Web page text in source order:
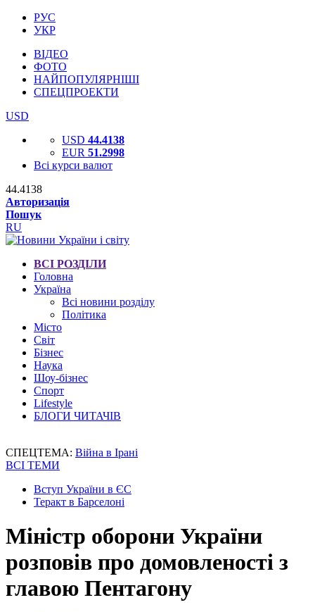
РУС
УКР
ВІДЕО
ФОТО
НАЙПОПУЛЯРНІШІ
СПЕЦПРОЕКТИ
USD
USD 44.4138
EUR 51.2998
Всі курси валют
44.4138
Авторизація
Пошук
RU
ВСІ РОЗДІЛИ
Головна
Україна
Всі новини розділу
Політика
Місто
Світ
Бізнес
Наука
Шоу-бізнес
Спорт
Lifestyle
БЛОГИ ЧИТАЧІВ
СПЕЦТЕМА: Війна в Ірані
ВСІ ТЕМИ
Вступ України в ЄС
Теракт в Барселоні
Міністр оборони України
розповів про домовленості з
главою Пентагону